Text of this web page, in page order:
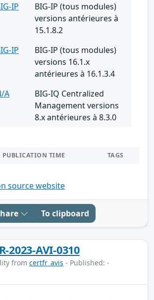
IP
BIG-IP (tous modules)
versions antérieures à
15.1.8.2
IP
BIG-IP (tous modules)
versions 16.1.x
antérieures à 16.1.3.4
A
BIG-IQ Centralized
Management versions
8.x antérieures à 8.3.0
PUBLICATION TIME TAGS
source website
To clipboard
2023-AVI-0310
from certfr_avis - Published: -